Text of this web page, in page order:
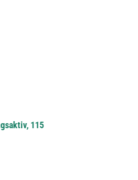
115